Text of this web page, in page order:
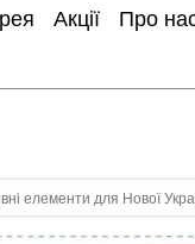
Акції Про
елементи для Нової